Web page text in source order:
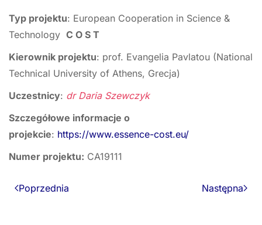
Typ projektu: European Cooperation in Science &
Technology C O S T
Kierownik projektu: prof. Evangelia Pavlatou (National
Technical University of Athens, Grecja)
Uczestnicy: dr Daria Szewczyk
Szczegółowe informacje o
projekcie: https://www.essence-cost.eu/
Numer projektu: CA19111
Poprzednia Następna